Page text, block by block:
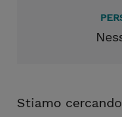
Stiamo